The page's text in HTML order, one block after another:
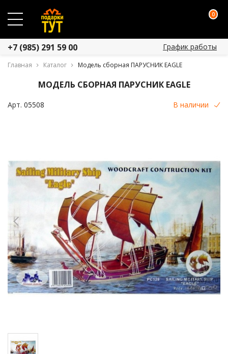
0
+7 (985) 291 59 00 График работы
Главная Каталог Модель сборная ПАРУСНИК EAGLE
МОДЕЛЬ СБОРНАЯ ПАРУСНИК EAGLE
Арт. 05508 В наличии